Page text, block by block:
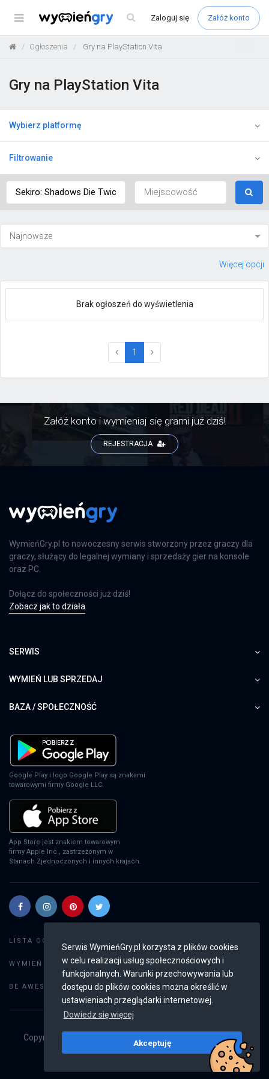
Serwis WymieńGry.pl korzysta z plików cookies
w celu realizacji usług społecznościowych i
funkcjonalnych. Warunki przechowywania lub
dostępu do plików cookies można określić w
ustawieniach przeglądarki internetowej.
Dowiedz się więcej
Akceptuję
Menu Zaloguj się Załóż konto
Ogłoszenia Gry na PlayStation Vita
Gry na PlayStation Vita
Wybierz platformę
Filtrowanie
Więcej opcji
Brak ogłoszeń do wyświetlenia
1 (current)
Załóż konto i wymieniaj się grami już dziś!
REJESTRACJA
WymieńGry.pl to nowoczesny serwis stworzony przez graczy dla
graczy, służący do legalnej wymiany i sprzedaży gier na konsole
oraz PC.
Dołącz do społeczności już dziś!
Zobacz jak to działa
SERWIS
WYMIEŃ LUB SPRZEDAJ
BAZA / SPOŁECZNOŚĆ
Google Play i logo Google Play są znakami
towarowymi firmy Google LLC.
App Store jest znakiem towarowym
firmy Apple Inc., zastrzeżonym w
Stanach Zjednoczonych i innych krajach.
LISTA OGŁOSZEŃ:
WYMIEŃ GRY: Dodaj ogłoszenie
BE AWESOME: Weryfikacja konta
Copyright © 2019 - 2026
Wszystkie prawa
v2.8.4